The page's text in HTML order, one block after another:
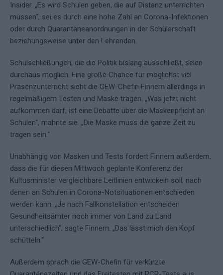
Insider. „Es wird Schulen geben, die auf Distanz unterrichten
müssen“, sei es durch eine hohe Zahl an Corona-Infektionen
oder durch Quarantäneanordnungen in der Schülerschaft
beziehungsweise unter den Lehrenden.
Schulschließungen, die die Politik bislang ausschließt, seien
durchaus möglich. Eine große Chance für möglichst viel
Präsenzunterricht sieht die GEW-Chefin Finnern allerdings in
regelmäßigem Testen und Maske tragen. „Was jetzt nicht
aufkommen darf, ist eine Debatte über die Maskenpflicht an
Schulen“, mahnte sie. „Die Maske muss die ganze Zeit zu
tragen sein.“
Unabhängig von Masken und Tests fordert Finnern außerdem,
dass die für diesen Mittwoch geplante Konferenz der
Kultusminister vergleichbare Leitlinien entwickeln soll, nach
denen an Schulen in Corona-Notsituationen entschieden
werden kann. „Je nach Fallkonstellation entscheiden
Gesundheitsämter noch immer von Land zu Land
unterschiedlich“, sagte Finnern. „Das lässt mich den Kopf
schütteln.“
Außerdem sprach die GEW-Chefin für verkürzte